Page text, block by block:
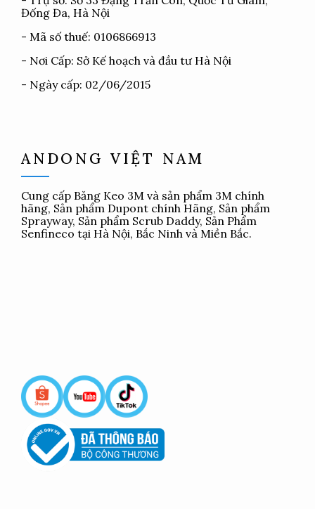
Đống Đa, Hà Nội
- Mã số thuế: 0106866913
- Nơi Cấp: Sở Kế hoạch và đầu tư Hà Nội
- Ngày cấp: 02/06/2015
ANDONG VIỆT NAM
Cung cấp Băng Keo 3M và sản phẩm 3M chính
hãng, Sản phẩm Dupont chính Hãng, Sản phẩm
Sprayway, Sản phẩm Scrub Daddy, Sản Phẩm
Senfineco tại Hà Nội, Bắc Ninh và Miền Bắc.